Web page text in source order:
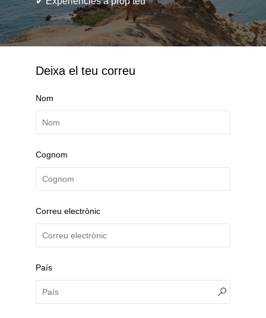
Deixa el teu correu
Nom
Cognom
Correu electrònic
País